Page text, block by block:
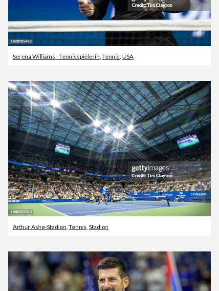
Serena Williams - Tennisspielerin Tennis USA
Arthur Ashe-Stadion, Tennis, Stadion